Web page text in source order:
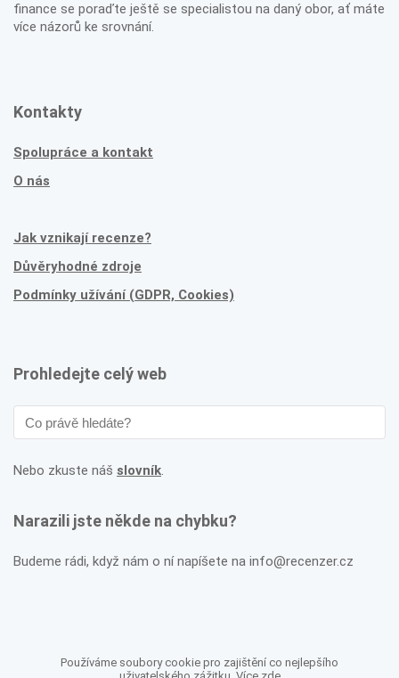
finance se poraďte ještě se specialistou na daný obor, ať máte
více názorů ke srovnání.
Kontakty
Spolupráce a kontakt
O nás
Jak vznikají recenze?
Důvěryhodné zdroje
Podmínky užívání (GDPR, Cookies)
Prohledejte celý web
Nebo zkuste náš slovník.
Narazili jste někde na chybku?
Budeme rádi, když nám o ní napíšete na info@recenzer.cz
Používáme soubory cookie pro zajištění co nejlepšího